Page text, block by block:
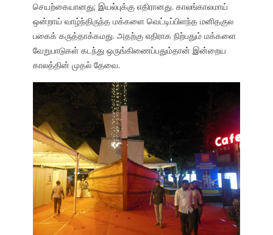
செயற்கையானது; இயல்புக்கு எதிரானது. காலங்காலமாய்
ஒன்றாய் வாழ்ந்திருந்த மக்களை வெட்டிப்பிளந்த மனிதகுல
பகைக் கருத்தாக்கமது. அதற்கு எதிராக நிற்பதும் மக்களை
வேறுபாடுகள் கடந்து ஒருங்கிணைப்பதும்தான் இன்றைய
காலத்தின் முதல் தேவை.